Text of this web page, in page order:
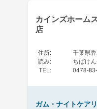
カインズホーム
店
住所:
千葉県
読み:
ちばけ
TEL : 0478-
ガム・ナイトケア